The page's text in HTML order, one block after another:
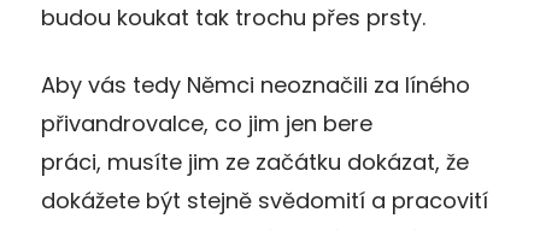
budou koukat tak trochu přes prsty.
Aby vás tedy Němci neoznačili za líného
přivandrovalce, co jim jen bere
práci, musíte jim ze začátku dokázat, že
dokážete být stejně svědomití a pracovití